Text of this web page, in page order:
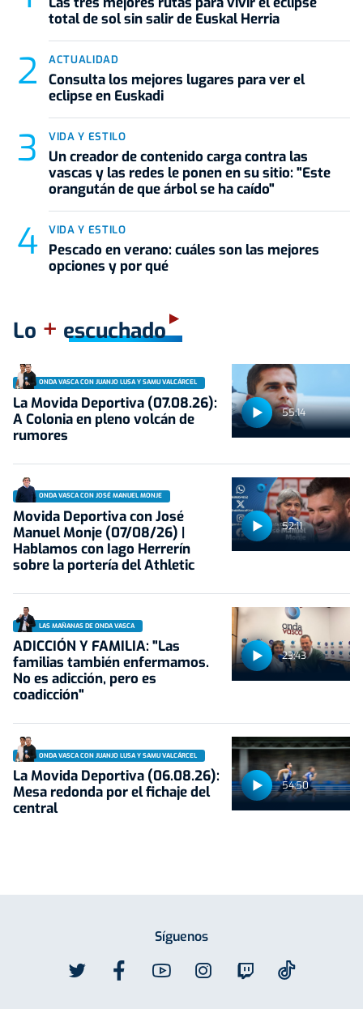
total de sol sin salir de Euskal Herria
ACTUALIDAD
Consulta los mejores lugares para ver el
eclipse en Euskadi
VIDA Y ESTILO
Un creador de contenido carga contra las
vascas y las redes le ponen en su sitio: "Este
orangután de que árbol se ha caído"
VIDA Y ESTILO
Pescado en verano: cuáles son las mejores
opciones y por qué
Lo + escuchado
55:14
ONDA VASCA CON JUANJO LUSA Y SAMU VALCÁRCEL
La Movida Deportiva (07.08.26):
A Colonia en pleno volcán de
rumores
52:11
ONDA VASCA CON JOSÉ MANUEL MONJE
Movida Deportiva con José
Manuel Monje (07/08/26) |
Hablamos con Iago Herrerín
sobre la portería del Athletic
23:43
LAS MAÑANAS DE ONDA VASCA
ADICCIÓN Y FAMILIA: "Las
familias también enfermamos.
No es adicción, pero es
coadicción"
54:50
ONDA VASCA CON JUANJO LUSA Y SAMU VALCÁRCEL
La Movida Deportiva (06.08.26):
Mesa redonda por el fichaje del
central
Síguenos